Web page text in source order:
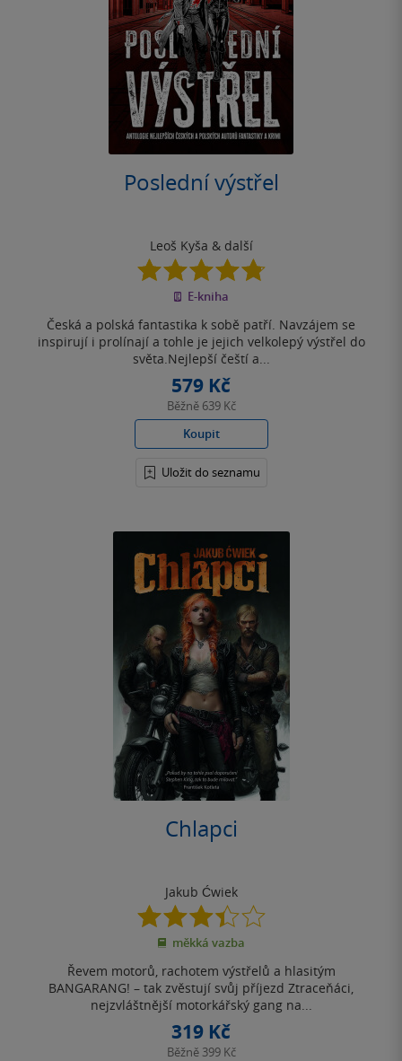
Poslední výstřel
Leoš Kyša & další
4.8
z
5
E-kniha
Česká a polská fantastika k sobě patří. Navzájem se
inspirují i prolínají a tohle je jejich velkolepý výstřel do
světa.Nejlepší čeští a...
579 Kč
Běžně 639 Kč
Koupit
Uložit do seznamu
Chlapci
Jakub Ćwiek
3.4
z
5
měkká vazba
Řevem motorů, rachotem výstřelů a hlasitým
BANGARANG! – tak zvěstují svůj příjezd Ztraceňáci,
nejzvláštnější motorkářský gang na...
319 Kč
Běžně 399 Kč